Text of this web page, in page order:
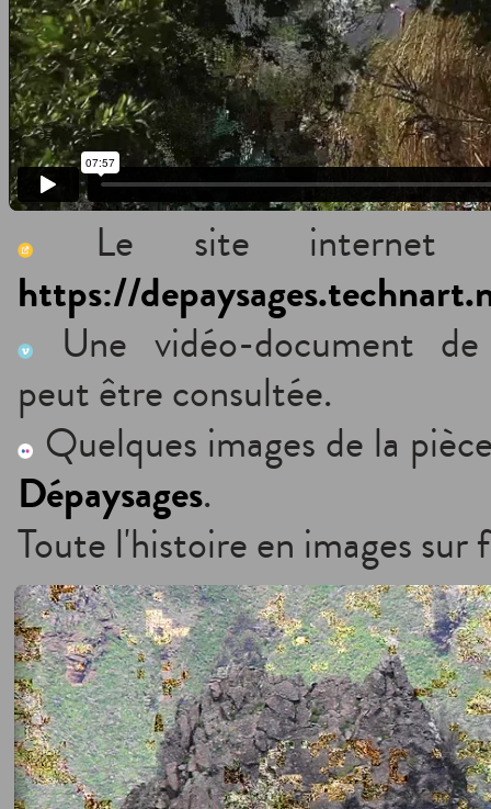
Le site internet
https://
Une vidéo-document
peut être consultée.
Quelques images de la
Dépaysages.
Toute l'histoire en images